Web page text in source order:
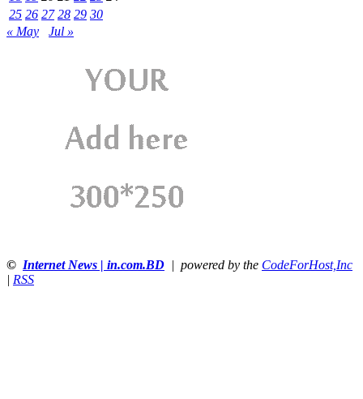
25 26 27 28 29 30
« May
Jul »
© Internet News | in.com.BD | powered by the CodeForHost,Inc
RSS